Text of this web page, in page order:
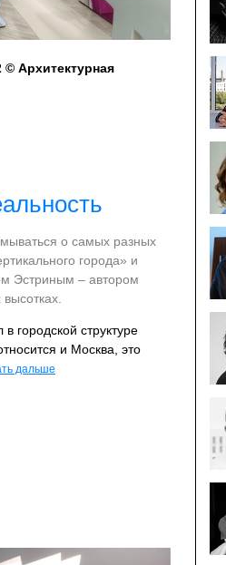
Архитектурная
о самых разных
города» и
Эстриным – автором
городской структуре
и Москва, это
дальше